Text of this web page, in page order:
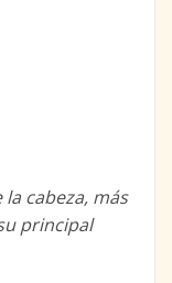
cabeza, más
principal